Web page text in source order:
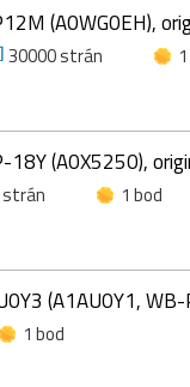
(A0WG0EH),
30000 strán
18Y (A0X5250),
1 bod
(A1AU0Y1,
1 bod